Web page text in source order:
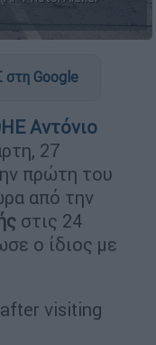
Google
Αντόνιο
27
πρώτη του
από την
στις 24
ο ίδιος με
visiting